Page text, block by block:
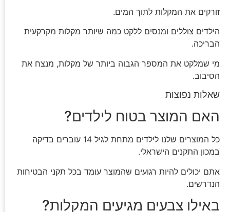
זורקים את המקלות לתוך המים.
הילדים צוללים ומנסים ללקט כמה שיותר מקלות מקרקעית
הבריכה.
מי שמלקט את המספר הגבוה ביותר של מקלות, מנצח את
הסיבוב.
שאלות נפוצות
האם המוצר בטוח לילדים?
כל המוצרים שלנו לילדים מתחת לגיל 14 עוברים בדיקה
במכון התקנים הישראלי.
אתם יכולים להיות רגועים שהמוצר עומד בכל תקני הבטיחות
הנדרשים.
באילו צבעים מגיעים המקלות?